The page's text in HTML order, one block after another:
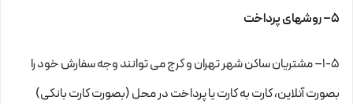
۵– روشهای پرداخت
۱-۵– مشتریان ساکن شهر تهران و کرج می توانند وجه سفارش خود را
بصورت آنلاین، کارت به کارت یا پرداخت در محل (بصورت کارت بانکی)